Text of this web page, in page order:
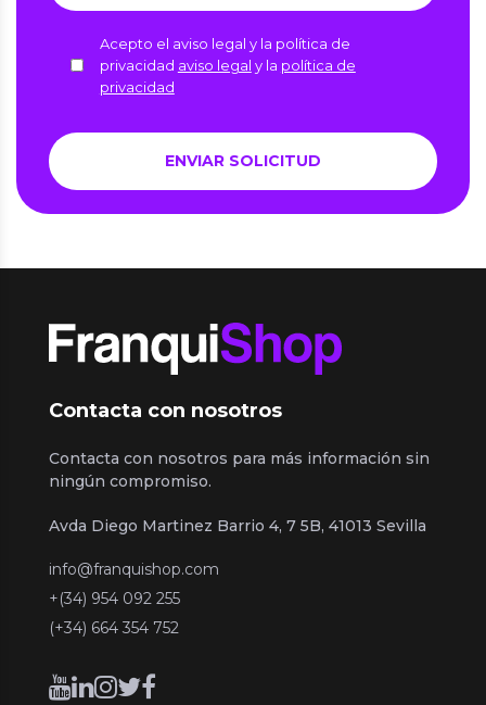
Acepto el aviso legal y la política de
privacidad aviso legal y la política de
privacidad
Contacta con nosotros
Contacta con nosotros para más información sin
ningún compromiso.
Avda Diego Martinez Barrio 4, 7 5B, 41013 Sevilla
info@franquishop.com
+(34) 954 092 255
(+34) 664 354 752